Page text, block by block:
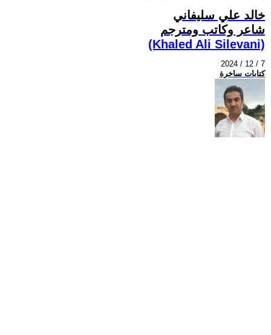
خالد علي سليفاني
شاعر وكاتب ومترجم
(Khaled Ali Silevani)
2024 / 12 / 7
كتابات ساخرة